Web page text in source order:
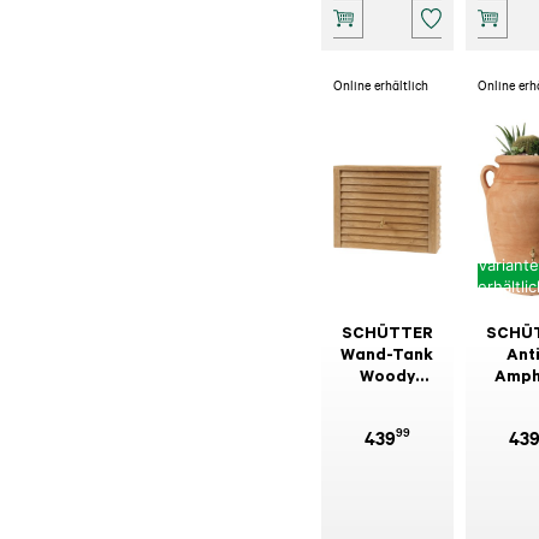
Online erhältlich
SCHÜTTER
Wand-Tank
Woody
43999
Online
439